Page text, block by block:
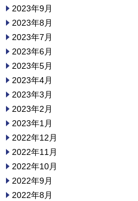
2023年9月
2023年8月
2023年7月
2023年6月
2023年5月
2023年4月
2023年3月
2023年2月
2023年1月
2022年12月
2022年11月
2022年10月
2022年9月
2022年8月